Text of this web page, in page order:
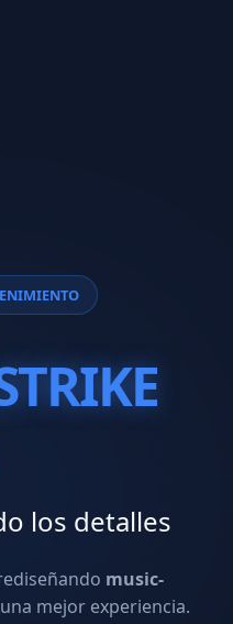
los detalles
music-
mejor experiencia.